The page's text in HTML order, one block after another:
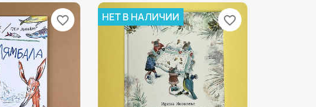
favorite_border НЕТ В НАЛИЧИИ favorite_border